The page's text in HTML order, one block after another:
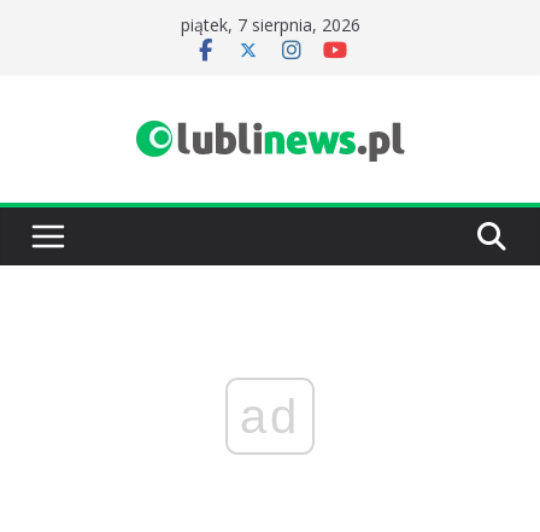
piątek, 7 sierpnia, 2026
ad